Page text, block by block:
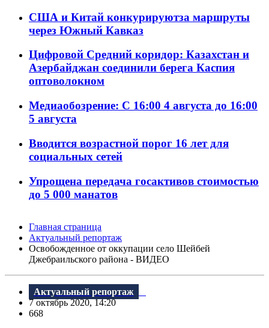
США и Китай конкурируютза маршруты
через Южный Кавказ
Цифровой Средний коридор: Казахстан и
Азербайджан соединили берега Каспия
оптоволокном
Медиаобозрение: С 16:00 4 августа до 16:00
5 августа
Вводится возрастной порог 16 лет для
социальных сетей
Упрощена передача госактивов стоимостью
до 5 000 манатов
Главная страница
Актуальный репортаж
Освобожденное от оккупации село Шейбей
Джебраильского района - ВИДЕО
Актуальный репортаж
7 октябрь 2020, 14:20
668